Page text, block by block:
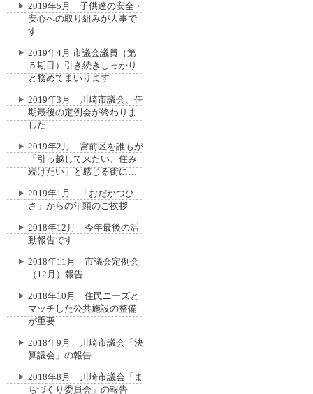
2019年5月 子供達の安全・
安心への取り組みが大事で
す
2019年4月 市議会議員（第
５期目）引き続きしっかり
と務めてまいります
2019年3月 川崎市議会、任
期最後の定例会が終わりま
した
2019年2月 宮前区を誰もが
「引っ越して来たい、住み
続けたい」と感じる街に…
2019年1月 「おだかつひ
さ」からの年頭のご挨拶
2018年12月 今年最後の活
動報告です
2018年11月 市議会定例会
（12月）報告
2018年10月 住民ニーズと
マッチした公共施設の整備
が重要
2018年9月 川崎市議会「決
算議会」の報告
2018年8月 川崎市議会「ま
ちづくり委員会」の報告